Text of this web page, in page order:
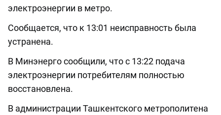
электроэнергии в метро.
Сообщается, что к 13:01 неисправность была
устранена.
В Минэнерго сообщили, что с 13:22 подача
электроэнергии потребителям полностью
восстановлена.
В администрации Ташкентского метрополитена